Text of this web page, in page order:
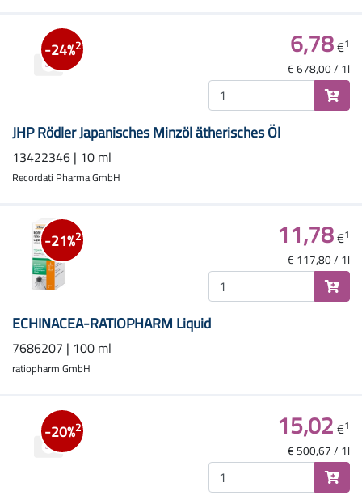
-24%2
JHP Rödler Japanisches Minzöl ätherisches Öl
13422346 | 10 ml
Recordati Pharma GmbH
6,78€1
€ 678,00 / 1l
-21%2
ECHINACEA-RATIOPHARM Liquid
7686207 | 100 ml
ratiopharm GmbH
11,78€1
€ 117,80 / 1l
-20%2 15,02€1
€ 500,67 / 1l